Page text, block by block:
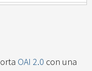
OAI 2.0 con una